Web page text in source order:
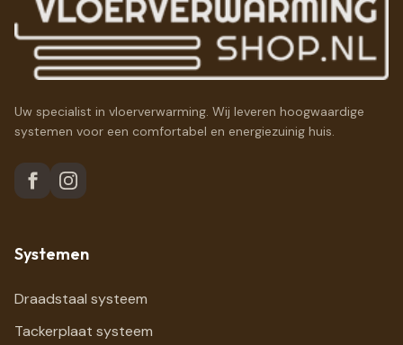
Uw specialist in vloerverwarming. Wij leveren hoogwaardige
systemen voor een comfortabel en energiezuinig huis.
Systemen
Draadstaal systeem
Tackerplaat systeem